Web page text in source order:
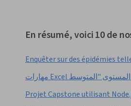
En résumé, voici 10 de
Enquêter sur des épidémies
Projet Capstone utilisant